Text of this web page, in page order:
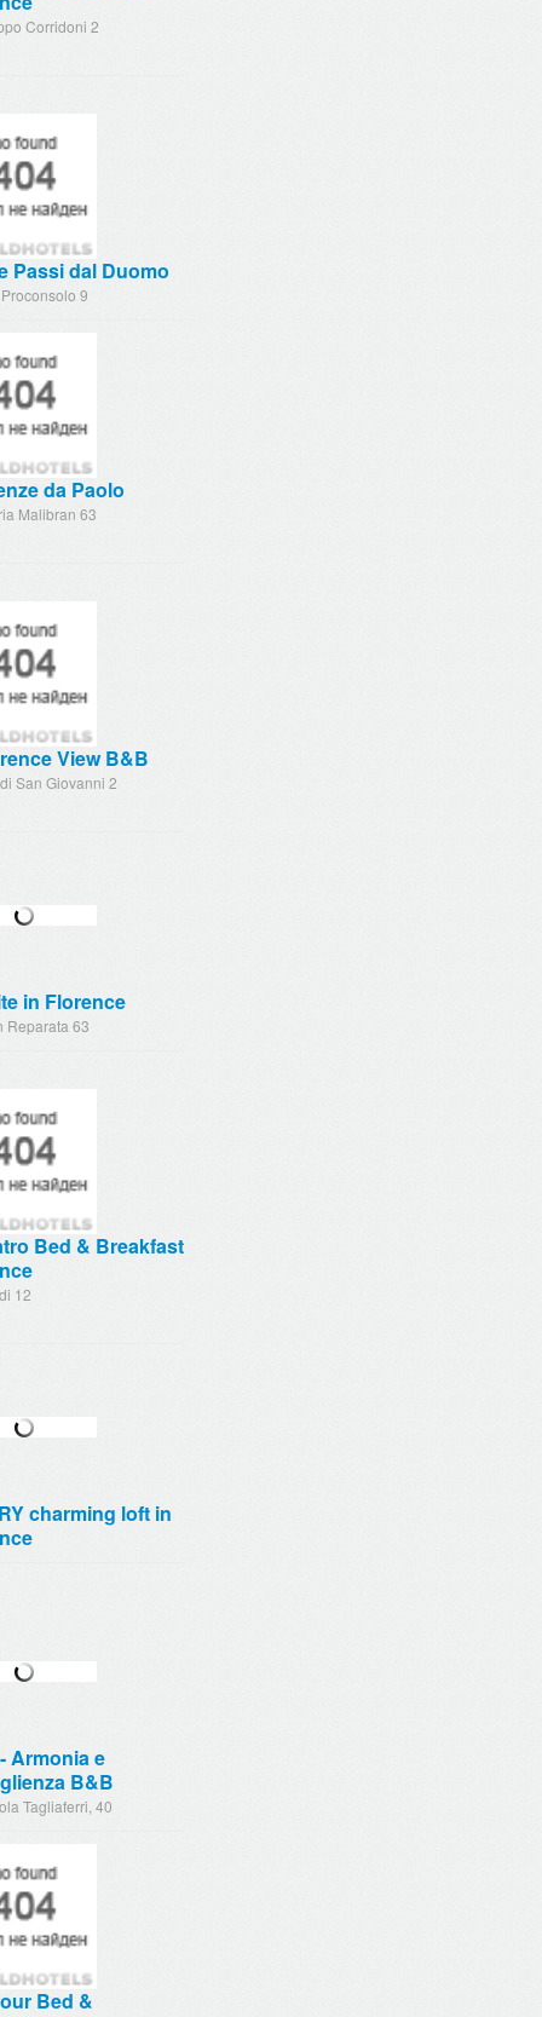
Corridoni 2
Passi dal Duomo
9
da Paolo
Malibran 63
View B&B
San Giovanni 2
in Florence
Reparata 63
Bed & Breakfast
12
charming loft in
Armonia e
B&B
Tagliaferri, 40
Bed &